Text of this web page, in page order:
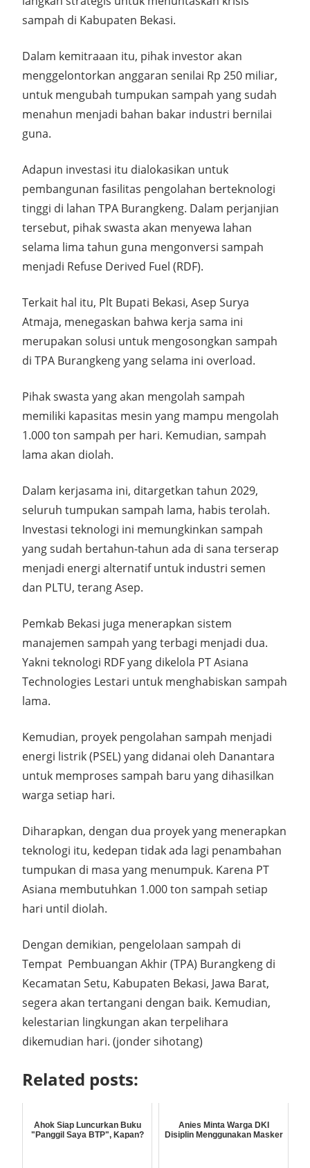
sampah di Kabupaten Bekasi.
Dalam kemitraaan itu, pihak investor akan
menggelontorkan anggaran senilai Rp 250 miliar,
untuk mengubah tumpukan sampah yang sudah
menahun menjadi bahan bakar industri bernilai
guna.
Adapun investasi itu dialokasikan untuk
pembangunan fasilitas pengolahan berteknologi
tinggi di lahan TPA Burangkeng. Dalam perjanjian
tersebut, pihak swasta akan menyewa lahan
selama lima tahun guna mengonversi sampah
menjadi Refuse Derived Fuel (RDF).
Terkait hal itu, Plt Bupati Bekasi, Asep Surya
Atmaja, menegaskan bahwa kerja sama ini
merupakan solusi untuk mengosongkan sampah
di TPA Burangkeng yang selama ini overload.
Pihak swasta yang akan mengolah sampah
memiliki kapasitas mesin yang mampu mengolah
1.000 ton sampah per hari. Kemudian, sampah
lama akan diolah.
Dalam kerjasama ini, ditargetkan tahun 2029,
seluruh tumpukan sampah lama, habis terolah.
Investasi teknologi ini memungkinkan sampah
yang sudah bertahun-tahun ada di sana terserap
menjadi energi alternatif untuk industri semen
dan PLTU, terang Asep.
Pemkab Bekasi juga menerapkan sistem
manajemen sampah yang terbagi menjadi dua.
Yakni teknologi RDF yang dikelola PT Asiana
Technologies Lestari untuk menghabiskan sampah
lama.
Kemudian, proyek pengolahan sampah menjadi
energi listrik (PSEL) yang didanai oleh Danantara
untuk memproses sampah baru yang dihasilkan
warga setiap hari.
Diharapkan, dengan dua proyek yang menerapkan
teknologi itu, kedepan tidak ada lagi penambahan
tumpukan di masa yang menumpuk. Karena PT
Asiana membutuhkan 1.000 ton sampah setiap
hari until diolah.
Dengan demikian, pengelolaan sampah di
Tempat Pembuangan Akhir (TPA) Burangkeng di
Kecamatan Setu, Kabupaten Bekasi, Jawa Barat,
segera akan tertangani dengan baik. Kemudian,
kelestarian lingkungan akan terpelihara
dikemudian hari. (jonder sihotang)
Related posts:
Ahok Siap Luncurkan Buku
"Panggil Saya BTP", Kapan?
Anies Minta Warga DKI
Disiplin Menggunakan Masker